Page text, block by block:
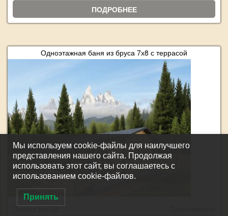
ПОДРОБНЕЕ
Одноэтажная баня из бруса 7х8 с террасой
Проект ББ-22
Мы используем cookie-файлы для наилучшего
представления нашего сайта. Продолжая
использовать этот сайт, вы соглашаетесь с
использованием cookie-файлов.
Принять